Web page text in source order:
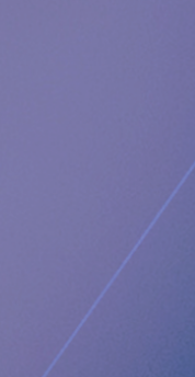
AB, +46 (0) 8
skapa ett
vilket stöds av
Implantica
har utvecklat